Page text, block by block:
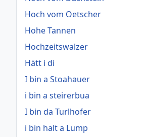
Hoch vom Oetscher
Hohe Tannen
Hochzeitswalzer
Hätt i di
I bin a Stoahauer
i bin a steirerbua
I bin da Turlhofer
i bin halt a Lump